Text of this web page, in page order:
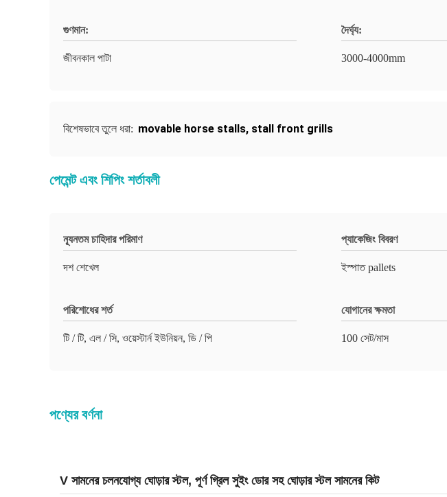
গুণমান:
জীবনকাল পাটা
দৈর্ঘ্য:
3000-4000mm
বিশেষভাবে তুলে ধরা: movable horse stalls, stall front grills
পেমেন্ট এবং শিপিং শর্তাবলী
ন্যূনতম চাহিদার পরিমাণ
দশ শেখেল
প্যাকেজিং বিবরণ
ইস্পাত pallets
পরিশোধের শর্ত
টি / টি, এল / সি, ওয়েস্টার্ন ইউনিয়ন, ডি / পি
যোগানের ক্ষমতা
100 সেট/মাস
পণ্যের বর্ণনা
V সামনের চলনযোগ্য ঘোড়ার স্টল, পূর্ণ গ্রিল সুইং ডোর সহ ঘোড়ার স্টল সামনের কিট